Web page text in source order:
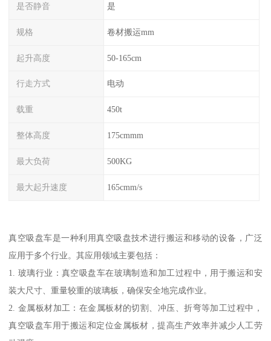
是否静音 是
规格 卷材搬运mm
起升高度 50-165cm
行走方式 电动
载重 450t
整体高度 175cmmm
最大负荷 500KG
最大起升速度 165cmm/s
真空吸盘车是一种利用真空吸盘技术进行搬运和移动的设备，广泛
应用于多个行业。其应用领域主要包括：
1. 玻璃行业：真空吸盘车在玻璃制造和加工过程中，用于搬运和安
装大尺寸、重量较重的玻璃板，确保安全地完成作业。
2. 金属板材加工：在金属板材的切割、冲压、折弯等加工过程中，
真空吸盘车用于搬运和定位金属板材，提高生产效率并减少人工劳